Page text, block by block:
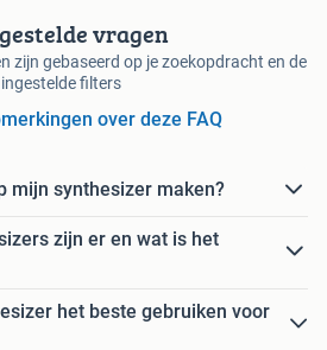
vragen
zijn gebaseerd op je zoekopdracht en de
ingestelde filters
over deze FAQ
mijn synthesizer maken?
zijn er en wat is het
het beste gebruiken voor